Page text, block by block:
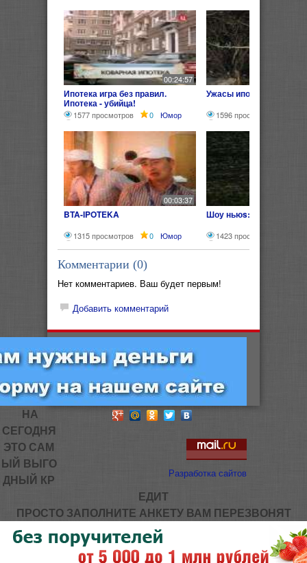
00:24:57
Ипотека игра без правил.
Ипотека - убийца!
1577 просмотров 0 Юмор
Ужасы ипотеки)))
1596 просмотров
00:03:37
BTA-IPOTEKA
1315 просмотров 0 Юмор
Шоу ньюs: Ипотека
1423 просмотра
Комментарии (0)
Нет комментариев. Ваш будет первым!
Добавить комментарий
Разработка сайтов
НА
СЕГОДНЯ
ЭТО САМ
ЫЙ ВЫГО
ДНЫЙ КР
ЕДИТ
ПРОСТО ЗАПОЛНИТЕ АНКЕТУ ВАМ ПЕРЕЗВОНЯТ